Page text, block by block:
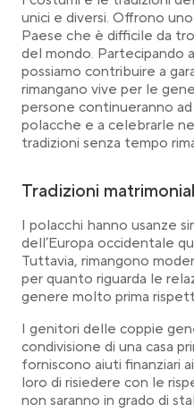
unici e diversi. Offrono
Paese che è difficile da
del mondo. Partecipando
possiamo contribuire a
rimangano vive per le
persone continueranno
polacche e a celebrarle
tradizioni senza tempo
Tradizioni
I polacchi hanno usanze
dell’Europa occidentale
Tuttavia, rimangono
per quanto riguarda le
genere molto prima
I genitori delle coppie
condivisione di una casa
forniscono aiuti finanziari
loro di risiedere con le
non saranno in grado di